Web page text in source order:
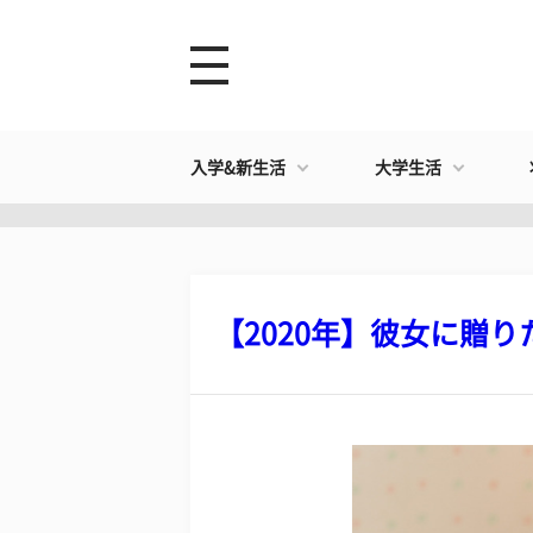
入学&新生活 大学生活
【2020年】彼女に贈